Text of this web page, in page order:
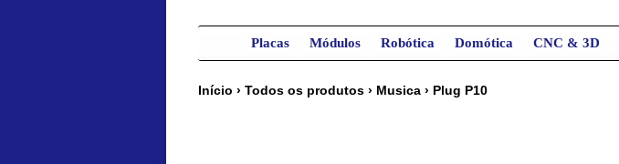
Placas Módulos Robótica Domótica CNC & 3D
Início › Todos os produtos › Musica › Plug P10